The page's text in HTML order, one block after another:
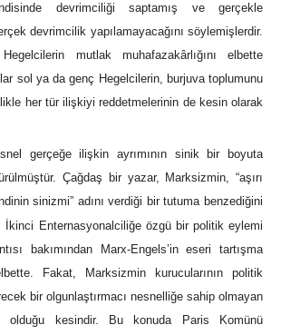
devrimciliği saptamış ve gerçekle
devrimcilik yapılamayacağını söylemişlerdir.
mutlak muhafazakârlığını elbette
sol ya da genç Hegelcilerin, burjuva toplumunu
her tür ilişkiyi reddetmelerinin de kesin olarak
gerçeğe ilişkin ayrımının sinik bir boyuta
Çağdaş bir yazar, Marksizmin, “aşırı
sinizmi” adını verdiği bir tutuma benzediğini
İkinci Enternasyonalciliğe özgü bir politik eylemi
bakımından Marx-Engels’in eseri tartışma
Fakat, Marksizmin kurucularının politik
bir olgunlaştırmacı nesnelliğe sahip olmayan
olduğu kesindir. Bu konuda Paris Komünü